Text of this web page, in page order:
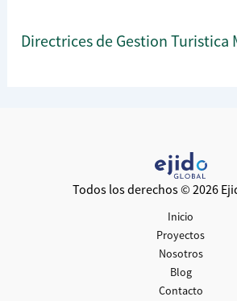
Directrices de Gestion Turistica
Todos los derechos © 2026
Inicio
Proyectos
Nosotros
Blog
Contacto